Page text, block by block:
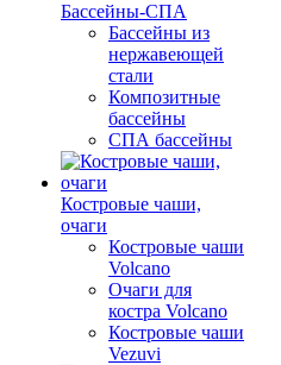
Бассейны-СПА
Бассейны из
нержавеющей
стали
Композитные
бассейны
СПА бассейны
Костровые чаши,
очаги
Костровые чаши
Volcano
Очаги для
костра Volcano
Костровые чаши
Vezuvi